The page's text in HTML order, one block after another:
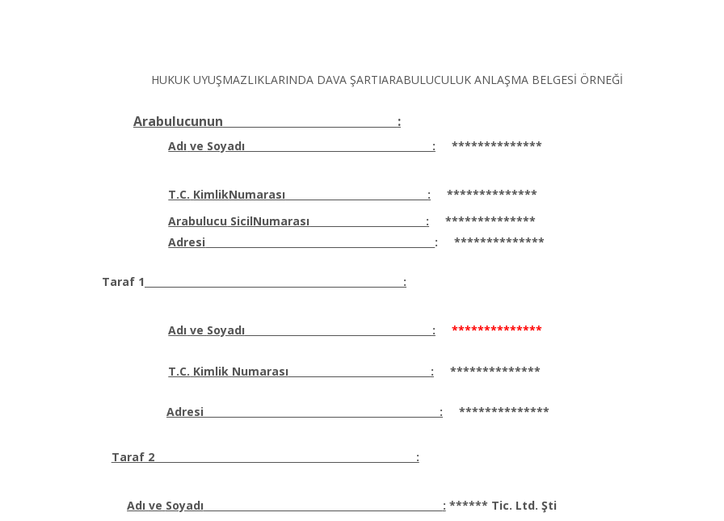
HUKUK UYUŞMAZLIKLARINDA DAVA ŞARTIARABULUCULUK ANLAŞMA BELGESİ ÖRNEĞİ
Arabulucunun :
Adı ve Soyadı : **************
T.C. KimlikNumarası :
**************
Arabulucu SicilNumarası :
**************
Adresi
:**************
Taraf 1 :
Adı ve Soyadı : **************
T.C. Kimlik Numarası : **************
Adresi : **************
Taraf 2 :
Adı ve Soyadı : ****** Tic. Ltd. Şti